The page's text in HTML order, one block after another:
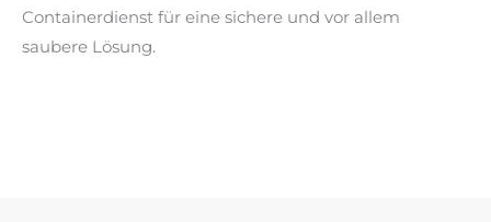
Containerdienst für eine sichere und vor allem
saubere Lösung.